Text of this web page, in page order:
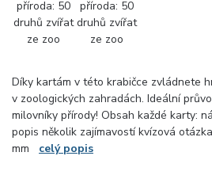
Díky kartám v této krabičce zvládnete
v zoologických zahradách. Ideální
milovníky přírody! Obsah každé karty:
popis několik zajímavostí kvízová
mm celý popis